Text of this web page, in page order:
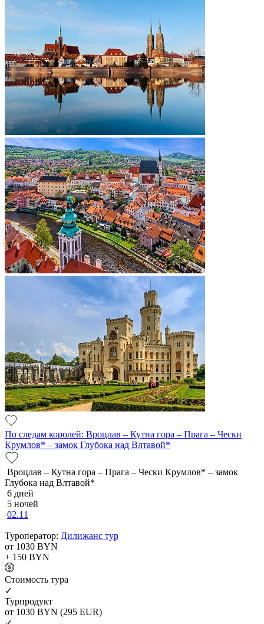
По следам королей: Вроцлав – Кутна гора – Прага – Чески
Крумлов* – замок Глубока над Влтавой*
Вроцлав – Кутна гора – Прага – Чески Крумлов* – замок
Глубока над Влтавой*
6 дней
5 ночей
02.11
Туроператор: Дилижанс тур
от 1030 BYN
+ 150 BYN
Cтоимость тура
✓
Турпродукт
от 1030 BYN (295 EUR)